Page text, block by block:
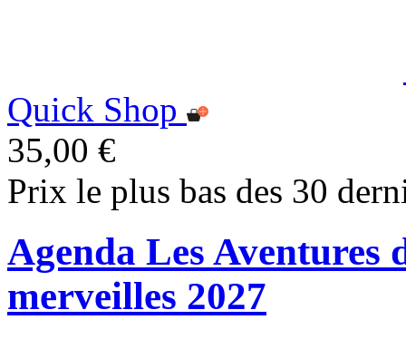
Quick Shop
35,00 €
Prix le plus bas des 30
Agenda Les Aventures
merveilles 2027